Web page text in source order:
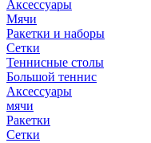
Аксессуары
Мячи
Ракетки и наборы
Сетки
Теннисные столы
Большой теннис
Аксессуары
мячи
Ракетки
Сетки